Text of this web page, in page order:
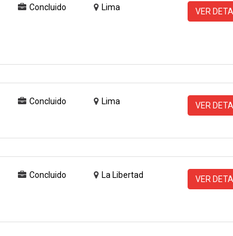
Concluido Lima VER
Concluido Lima VER
Concluido La Libertad VER